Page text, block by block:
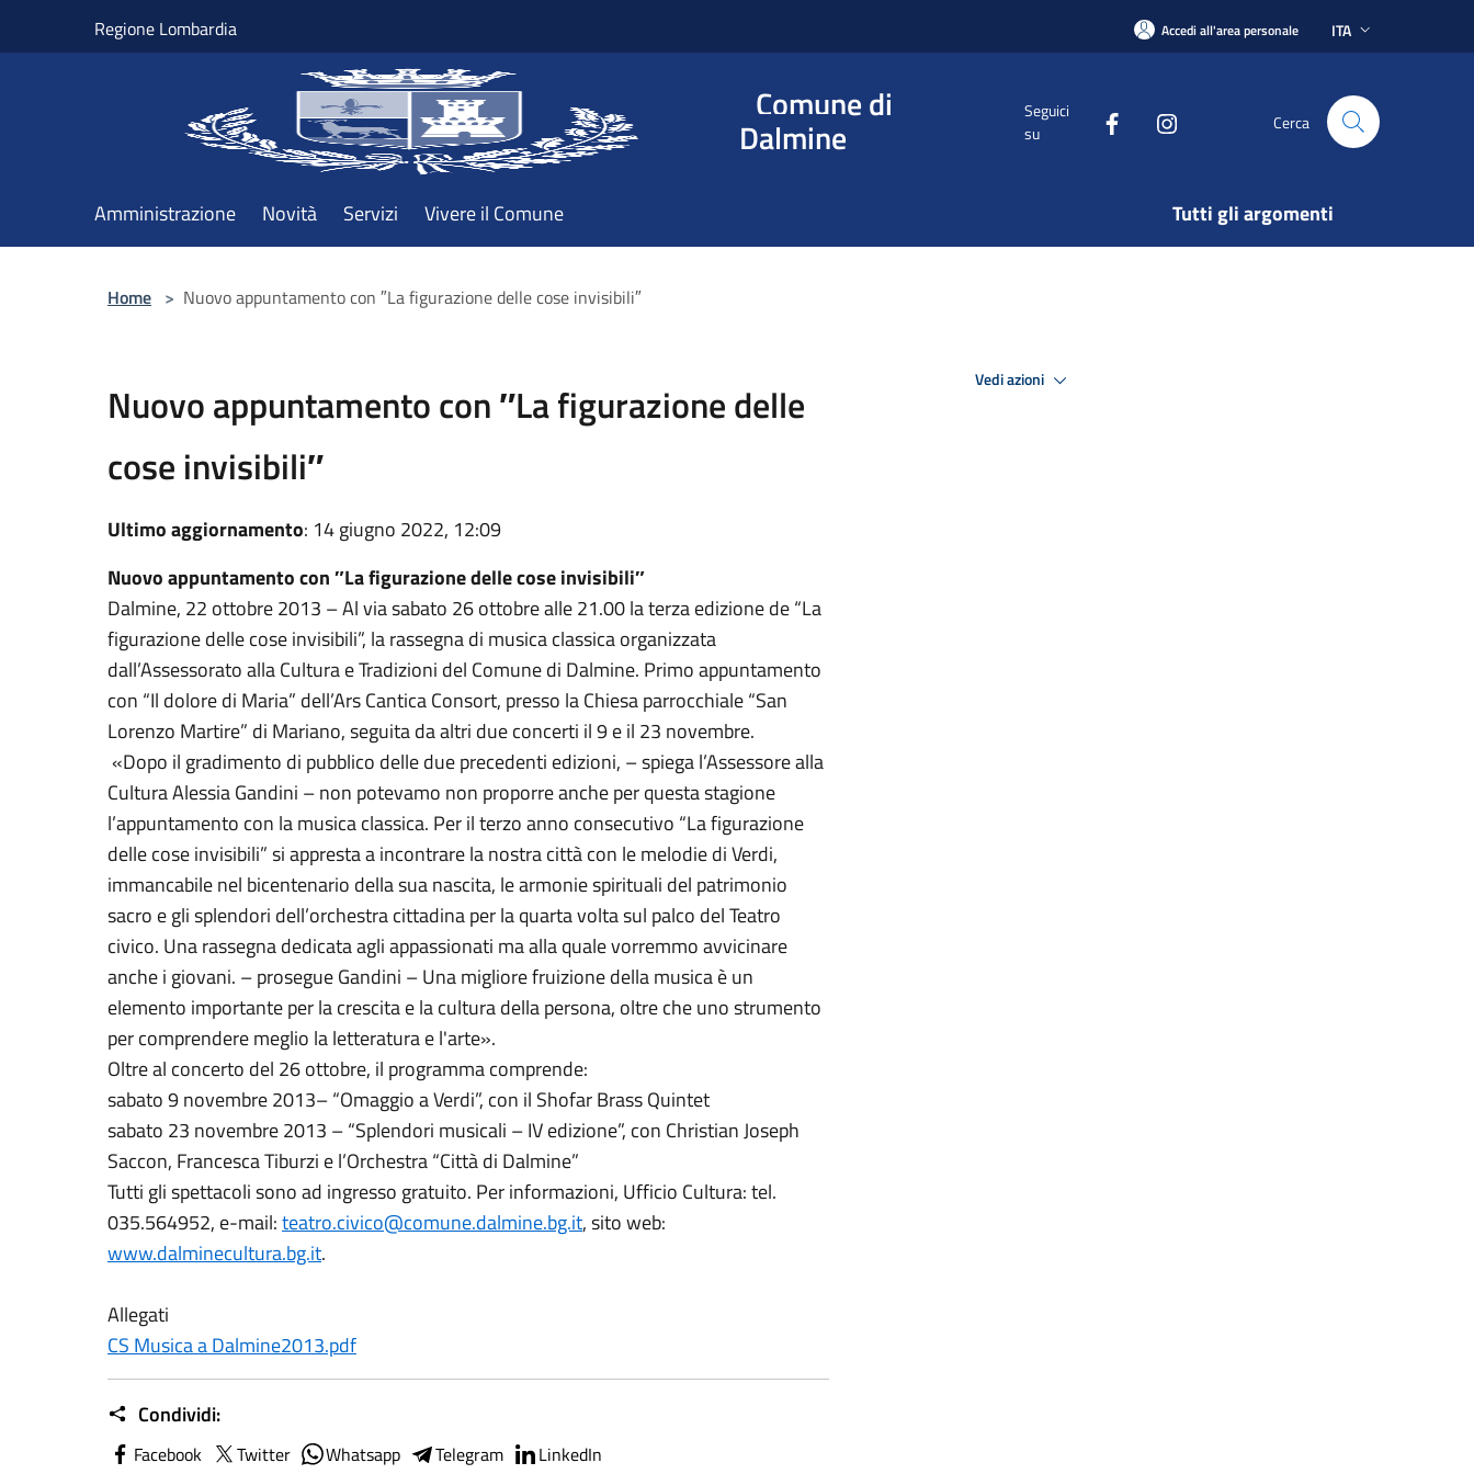
Regione Lombardia Accedi all'area personale ITA
Comune di
Dalmine
Seguici
su
Cerca
Amministrazione Novità Servizi Vivere il Comune Tutti gli argomenti
Home > Nuovo appuntamento con ″La figurazione delle cose invisibili″
Nuovo appuntamento con ″La figurazione delle
cose invisibili″
Ultimo aggiornamento: 14 giugno 2022, 12:09
Nuovo appuntamento con ″La figurazione delle cose invisibili″
Dalmine, 22 ottobre 2013 – Al via sabato 26 ottobre alle 21.00 la terza edizione de “La
figurazione delle cose invisibili”, la rassegna di musica classica organizzata
dall’Assessorato alla Cultura e Tradizioni del Comune di Dalmine. Primo appuntamento
con “Il dolore di Maria” dell’Ars Cantica Consort, presso la Chiesa parrocchiale “San
Lorenzo Martire” di Mariano, seguita da altri due concerti il 9 e il 23 novembre.
«Dopo il gradimento di pubblico delle due precedenti edizioni, – spiega l’Assessore alla
Cultura Alessia Gandini – non potevamo non proporre anche per questa stagione
l’appuntamento con la musica classica. Per il terzo anno consecutivo “La figurazione
delle cose invisibili” si appresta a incontrare la nostra città con le melodie di Verdi,
immancabile nel bicentenario della sua nascita, le armonie spirituali del patrimonio
sacro e gli splendori dell’orchestra cittadina per la quarta volta sul palco del Teatro
civico. Una rassegna dedicata agli appassionati ma alla quale vorremmo avvicinare
anche i giovani. – prosegue Gandini – Una migliore fruizione della musica è un
elemento importante per la crescita e la cultura della persona, oltre che uno strumento
per comprendere meglio la letteratura e l'arte».
Oltre al concerto del 26 ottobre, il programma comprende:
sabato 9 novembre 2013– “Omaggio a Verdi”, con il Shofar Brass Quintet
sabato 23 novembre 2013 – “Splendori musicali – IV edizione”, con Christian Joseph
Saccon, Francesca Tiburzi e l’Orchestra “Città di Dalmine”
Tutti gli spettacoli sono ad ingresso gratuito. Per informazioni, Ufficio Cultura: tel.
035.564952, e-mail:teatro.civico@comune.dalmine.bg.it, sito web:
www.dalminecultura.bg.it.
Allegati
CS Musica a Dalmine2013.pdf
Condividi:
Facebook Twitter Whatsapp Telegram LinkedIn
Vedi azioni